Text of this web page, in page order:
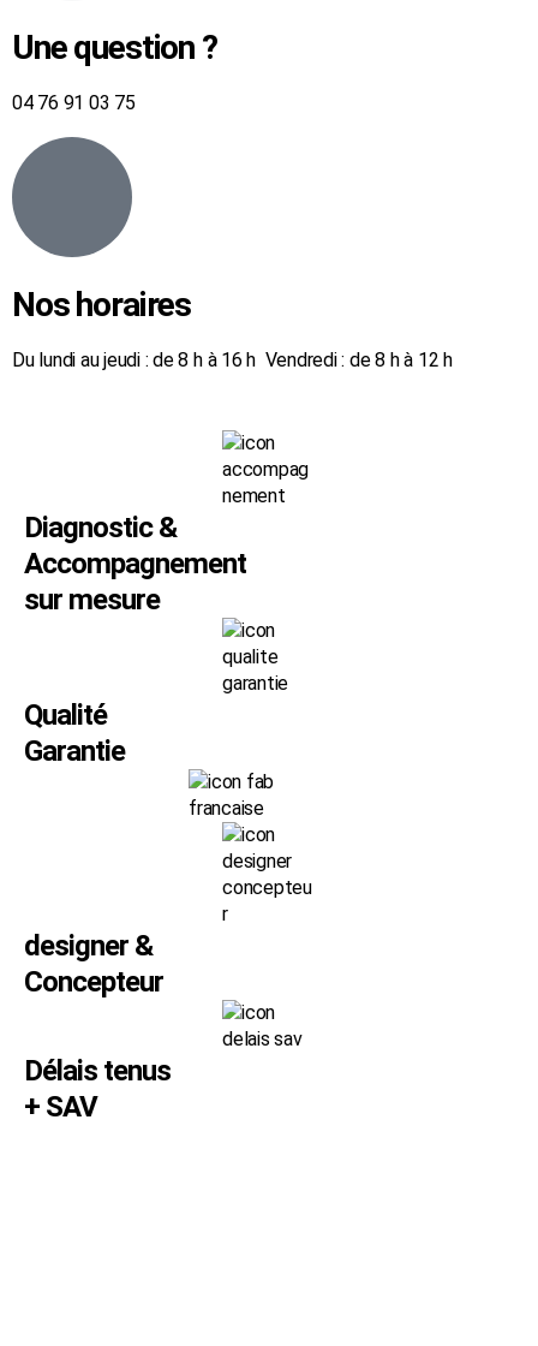
Une question ?
04 76 91 03 75
Nos horaires
Du lundi au jeudi : de 8 h à 16 h Vendredi : de 8 h à 12 h
Diagnostic &
Accompagnement
sur mesure
Qualité
Garantie
designer &
Concepteur
Délais tenus
+ SAV